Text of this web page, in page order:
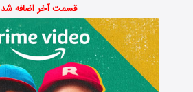
قسمت آخر اضافه شد